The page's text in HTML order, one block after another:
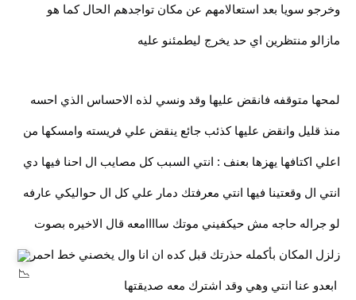
وخرجو سويا بعد استعالامهم عن مكان تواجدهم الحال كما هو
مازالو منتظرين اي حد يخرج ليطمئنو عليه
لمحها متوقفه فانقض عليها وقد ونسي لذه الاحساس الذي احسه
منذ قليل وانقض عليها كذئب جائع ينقض علي فريسته وامسكها من
اعلي اكتافها يهزها بعنف : انتي السبب كل مصايب ال احنا فيها دي
انتي ال وقعتينا فيها انتي معرفتك دمار علي كل ال حواليكي عارفه
لو جراله حاجه مش حيكفيني موتك ساااامعه قال الاخيره بصوت
زلزل المكان بأكمله حذرتك قبل كده ان انا وال يخصني خط احمر
ابعدو عنا انتي وهي وقد اشترك معه صديقتها